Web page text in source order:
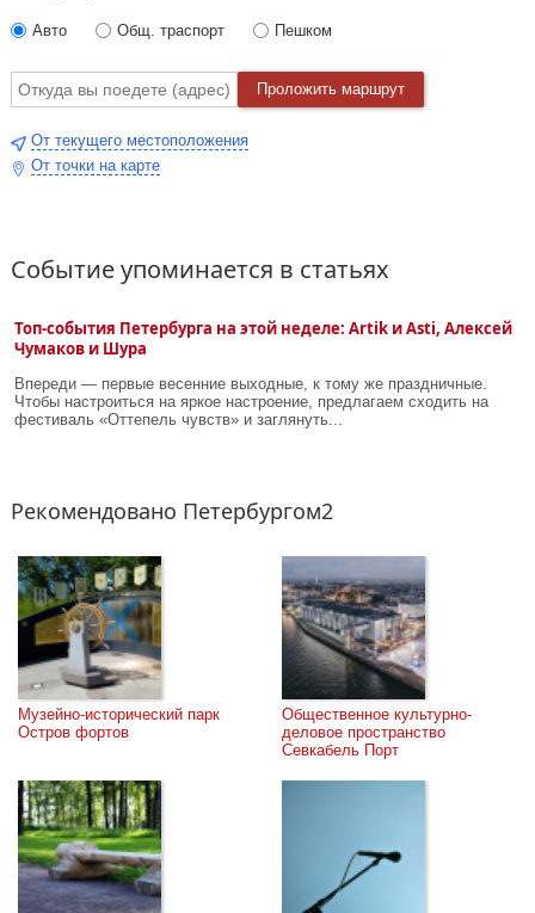
Авто Общ. траспорт Пешком
Проложить маршрут
От текущего местоположения
От точки на карте
Событие упоминается в статьях
Топ-события Петербурга на этой неделе: Artik и Asti, Алексей
Чумаков и Шура
Впереди — первые весенние выходные, к тому же праздничные.
Чтобы настроиться на яркое настроение, предлагаем сходить на
фестиваль «Оттепель чувств» и заглянуть...
Рекомендовано Петербургом2
Музейно-исторический парк
Остров фортов
Общественное культурно-
деловое пространство
Севкабель Порт